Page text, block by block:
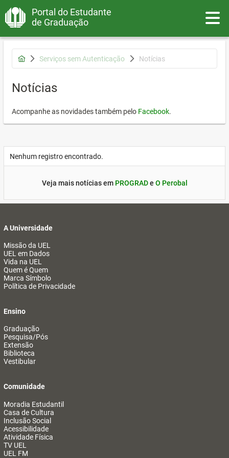
Portal do Estudante
de Graduação
Serviços sem Autenticação Notícias
Notícias
Acompanhe as novidades também pelo Facebook.
Nenhum registro encontrado.
Veja mais notícias em PROGRADe O Perobal
A Universidade
Missão da UEL
UEL em Dados
Vida na UEL
Quem é Quem
Marca Símbolo
Política de Privacidade
Ensino
Graduação
Pesquisa/Pós
Extensão
Biblioteca
Vestibular
Comunidade
Moradia Estudantil
Casa de Cultura
Inclusão Social
Acessibilidade
Atividade Física
TV UEL
UEL FM